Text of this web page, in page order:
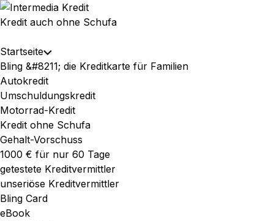
Skip
to
Kredit auch ohne Schufa
Expand
Menu
Startseite Toggle
Child
Menu
Bling &#8211; die Kreditkarte für Familien
Autokredit
Umschuldungskredit
Motorrad-Kredit
Kredit ohne Schufa
Gehalt-Vorschuss
1000 € für nur 60 Tage
getestete Kreditvermittler
unseriöse Kreditvermittler
Bling Card
eBook